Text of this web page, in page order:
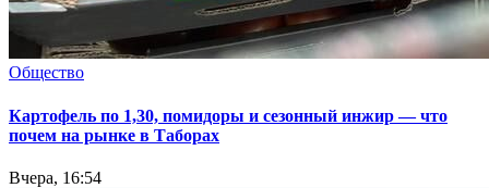
Общество
Картофель по 1,30, помидоры и сезонный инжир — что
почем на рынке в Таборах
Вчера, 16:54